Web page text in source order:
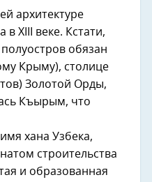
архитектуре
XIII веке. Кстати,
обязан
Крыму), столице
Золотой Орды,
Къырым, что
хана Узбека,
строительства
и образованная